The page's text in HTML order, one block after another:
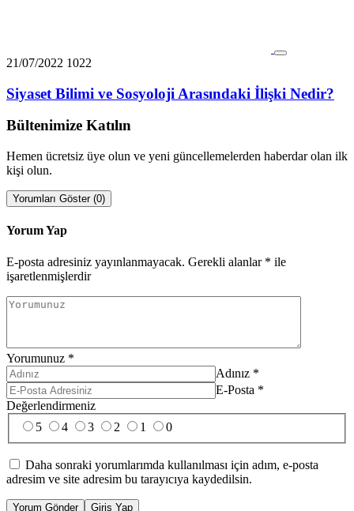
21/07/2022 1022
Siyaset Bilimi ve Sosyoloji Arasındaki İlişki Nedir?
Bültenimize Katılın
Hemen ücretsiz üye olun ve yeni güncellemelerden haberdar olan ilk
kişi olun.
Yorumları Göster (0)
Yorum Yap
E-posta adresiniz yayınlanmayacak. Gerekli alanlar * ile
işaretlenmişlerdir
Yorumunuz *
Adınız *
E-Posta *
Değerlendirmeniz
5
4 3 2 1 0
Daha sonraki yorumlarımda kullanılması için adım, e-posta
adresim ve site adresim bu tarayıcıya kaydedilsin.
Yorum Gönder Giriş Yap